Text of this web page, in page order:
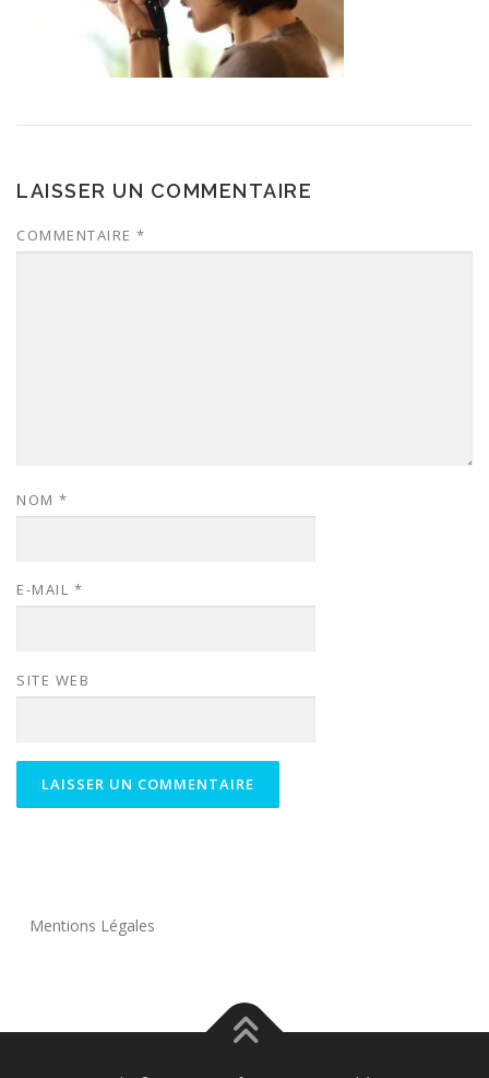
LAISSER UN COMMENTAIRE
COMMENTAIRE *
NOM *
E-MAIL *
SITE WEB
Mentions Légales